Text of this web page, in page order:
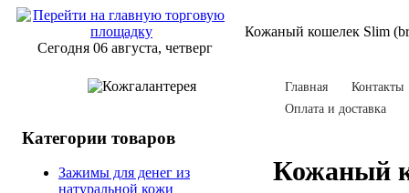
Сегодня 06 августа, четверг
Кожаный кошелек Slim
Категории товаров
Зажимы для денег из
натуральной кожи
Главная
Контакты
Оплата и доставка
Кожаный